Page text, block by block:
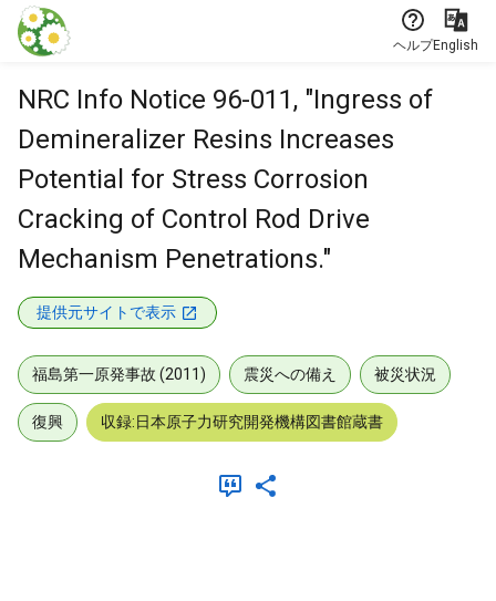
本文に飛ぶ
ヘルプEnglish
NRC Info Notice 96-011, "Ingress of
Demineralizer Resins Increases
Potential for Stress Corrosion
Cracking of Control Rod Drive
Mechanism Penetrations."
提供元サイトで表示
福島第一原発事故 (2011) 震災への備え 被災状況
復興 収録:日本原子力研究開発機構図書館蔵書